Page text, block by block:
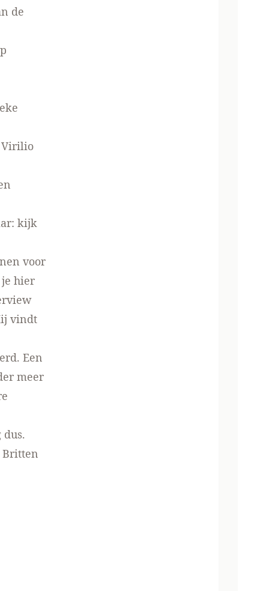
de
Virilio
kijk
voor
hier
vindt
Een
meer
dus.
Britten